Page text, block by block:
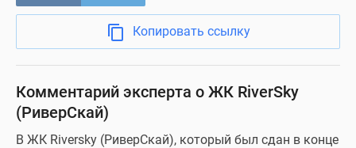
Копировать ссылку
Комментарий эксперта о ЖК RiverSky
(РиверСкай)
В ЖК Riversky (РиверСкай), который был сдан в конце